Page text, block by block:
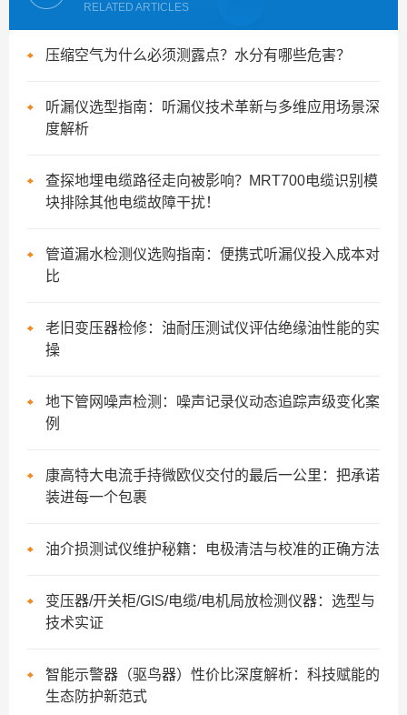
RELATED ARTICLES
压缩空气为什么必须测露点？水分有哪些危害？
听漏仪选型指南：听漏仪技术革新与多维应用场景深
度解析
查探地埋电缆路径走向被影响？MRT700电缆识别模
块排除其他电缆故障干扰！
管道漏水检测仪选购指南：便携式听漏仪投入成本对
比
老旧变压器检修：油耐压测试仪评估绝缘油性能的实
操
地下管网噪声检测：噪声记录仪动态追踪声级变化案
例
康高特大电流手持微欧仪交付的最后一公里：把承诺
装进每一个包裹
油介损测试仪维护秘籍：电极清洁与校准的正确方法
变压器/开关柜/GIS/电缆/电机局放检测仪器：选型与
技术实证
智能示警器（驱鸟器）性价比深度解析：科技赋能的
生态防护新范式